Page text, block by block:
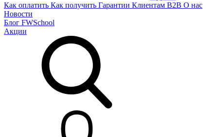
Как оплатить Как получить Гарантии Клиентам B2B О нас
Новости
Блог FWSchool
Акции